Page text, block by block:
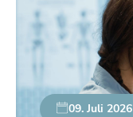
09. Juli 2026